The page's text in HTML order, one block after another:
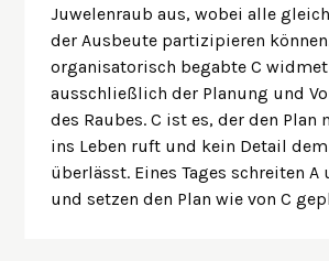
Juwelenraub aus, wobei alle
der Ausbeute partizipieren
organisatorisch begabte C
ausschließlich der Planung und
des Raubes. C ist es, der den Plan
ins Leben ruft und kein Detail
überlässt. Eines Tages schreiten A
und setzen den Plan wie von C